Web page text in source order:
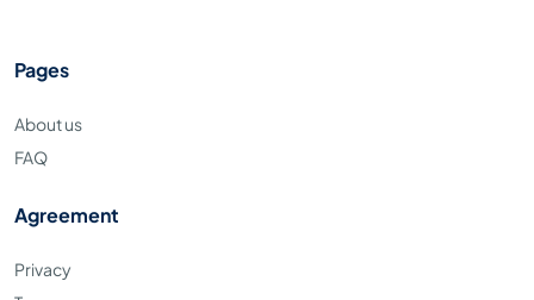
Pages
About us
FAQ
Agreement
Privacy